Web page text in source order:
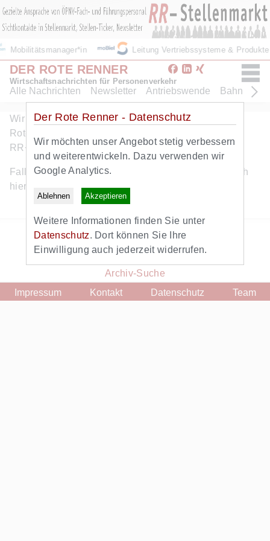
Mobilitätsmanager*in Leitung Vertriebssysteme &
DER ROTE RENNER
Wirtschaftsnachrichten für Personenverkehr
Alle Nachrichten Newsletter Antriebswende Bahn
Der Rote Renner - Datenschutz
Wir möchten unser Angebot stetig verbessern
und weiterentwickeln. Dazu verwenden wir
Google Analytics.
Ablehnen Akzeptieren
Weitere Informationen finden Sie unter
Datenschutz. Dort können Sie Ihre
Einwilligung auch jederzeit widerrufen.
Wir freuen uns ueber Ihr Interesse am Angebot des
Roten Renners. Dieser Artikel ist eine Leistung von
RR+. Hier geht es zumkostenlosen RR+ Probeabo
Falls Sie bereits RR+ Abonnent sind, können Sie sich
hier
Zurück zur Startseite
Zum Newsletter
Archiv-Suche
Impressum
Kontakt Datenschutz Team